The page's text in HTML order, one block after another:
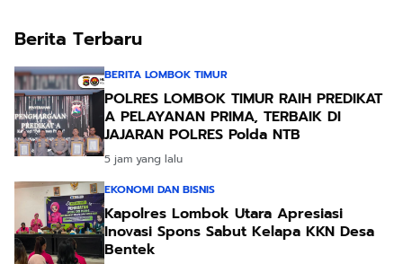
Berita Terbaru
BERITA LOMBOK TIMUR
POLRES LOMBOK TIMUR RAIH PREDIKAT
A PELAYANAN PRIMA, TERBAIK DI
JAJARAN POLRES Polda NTB
5 jam yang lalu
EKONOMI DAN BISNIS
Kapolres Lombok Utara Apresiasi
Inovasi Spons Sabut Kelapa KKN Desa
Bentek